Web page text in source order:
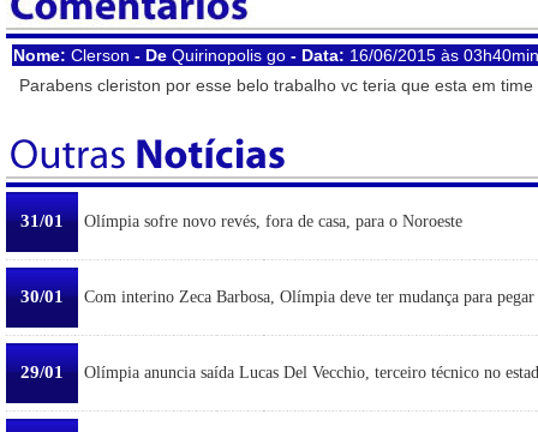
Nome: Clerson - De Quirinopolis go - Data: 16/06/2015 às
Parabens cleriston por esse belo trabalho vc teria que esta em time
31/01 Olímpia sofre novo revés, fora de casa, para o Noroeste
30/01 Com interino Zeca Barbosa, Olímpia deve ter mudança para pegar
29/01 Olímpia anuncia saída Lucas Del Vecchio, terceiro técnico no